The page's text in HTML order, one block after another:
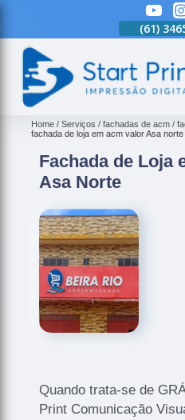
(61)
Home Serviços fachadas de acm
fachada de loja em acm valor Asa norte
Fachada de Loja
Asa Norte
Quando trata-se de
Print Comunicação